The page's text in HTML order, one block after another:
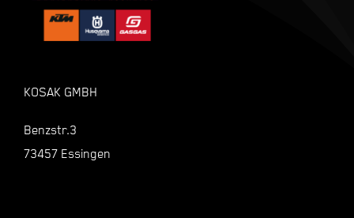
KOSAK GMBH
Benzstr.3
73457 Essingen
Kasse